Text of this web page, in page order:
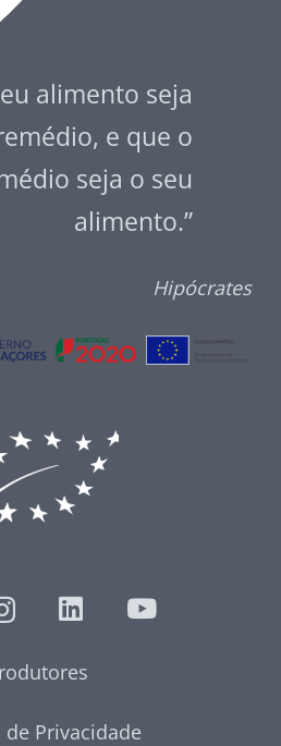
alimento seja
e que o
seja o seu
alimento.”
Hipócrates
Privacidade